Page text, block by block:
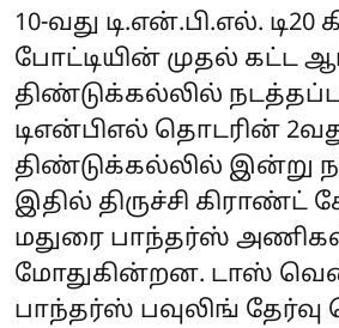
10-வது டி.என்.பி.எல். டி20
போட்டியின் முதல் கட்ட
திண்டுக்கல்லில்
டிஎன்பிஎல் தொடரின்
திண்டுக்கல்லில் இன்று
இதில் திருச்சி கிராண்ட்
மதுரை பாந்தர்ஸ்
மோதுகின்றன. டாஸ்
பாந்தர்ஸ் பவுலிங் தேர்வு